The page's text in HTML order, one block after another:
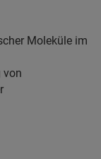
Moleküle im
von